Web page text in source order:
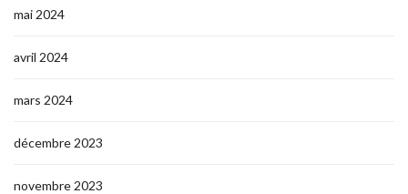
mai 2024
avril 2024
mars 2024
décembre 2023
novembre 2023